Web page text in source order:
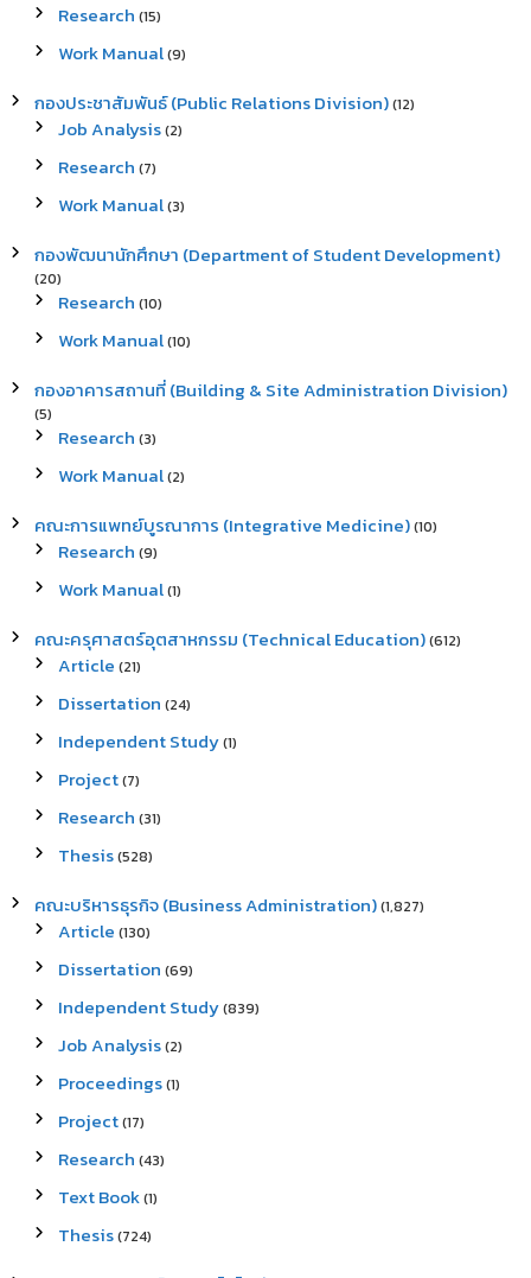
Research (15)
Work Manual(9)
กองประชาสัมพันธ์ (Public Relations Division)(12)
Job Analysis(2)
Research (7)
Work Manual(3)
กองพัฒนานักศึกษา (Department of Student Development)
(20)
Research (10)
Work Manual(10)
กองอาคารสถานที่ (Building & Site Administration Division)
(5)
Research (3)
Work Manual(2)
คณะการแพทย์บูรณาการ (Integrative Medicine)(10)
Research (9)
Work Manual(1)
คณะครุศาสตร์อุตสาหกรรม (Technical Education)(612)
Article (21)
Dissertation (24)
Independent Study(1)
Project(7)
Research (31)
Thesis(528)
คณะบริหารธุรกิจ (Business Administration)(1,827)
Article (130)
Dissertation (69)
Independent Study(839)
Job Analysis(2)
Proceedings(1)
Project(17)
Research (43)
Text Book(1)
Thesis(724)